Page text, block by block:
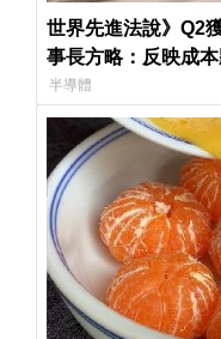
世界先進法說》Q2
事長方略：反映成
半導體